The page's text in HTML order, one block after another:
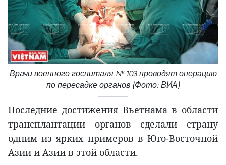
Врачи военного госпиталя № 103 проводят операцию
по пересадке органов (Фото: ВИА)
Последние достижения Вьетнама в области
трансплантации органов сделали страну
одним из ярких примеров в Юго-Восточной
Азии и Азии в этой области.